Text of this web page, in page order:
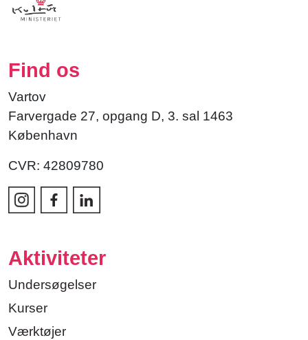
Find os
Vartov
Farvergade 27, opgang D, 3. sal 1463
København
CVR: 42809780
Aktiviteter
Undersøgelser
Kurser
Værktøjer